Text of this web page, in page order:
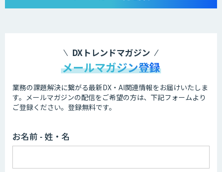
DXトレンドマガジン
メールマガジン登録
業務の課題解決に繋がる最新DX・AI関連情報をお届けいたしま
す。 メールマガジンの配信をご希望の方は、下記フォームより
ご登録ください。登録無料です。
お名前 - 姓・名